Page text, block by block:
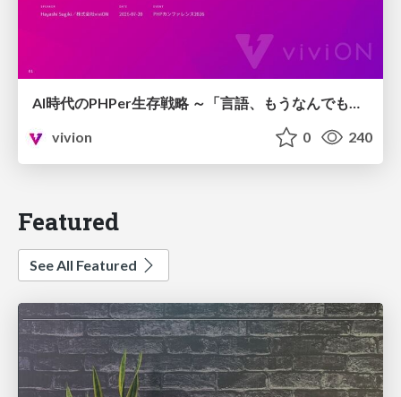
AI時代のPHPer生存戦略 ～「言語、もうなんでもよくない？」に本気で向き合う～
vivion
0 240
Featured
See All Featured